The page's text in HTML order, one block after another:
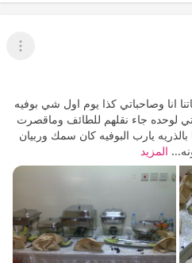
عرض
انا وصاحباتي كذا يوم اول شي بوفيه
صديقتي لوحده جاء نقلهم للطائف وماقصرت
بالذريه يارب البوفيه كان سمك وربيان
المزيد